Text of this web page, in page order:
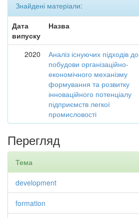
Знайдені матеріали:
Дата
випуску
Назва
2020
Аналіз існуючих підходів до
побудови організаційно-
економічного механізму
формування та розвитку
інноваційного потенціалу
підприємств легкої
промисловості
Перегляд
Тема
development
formation